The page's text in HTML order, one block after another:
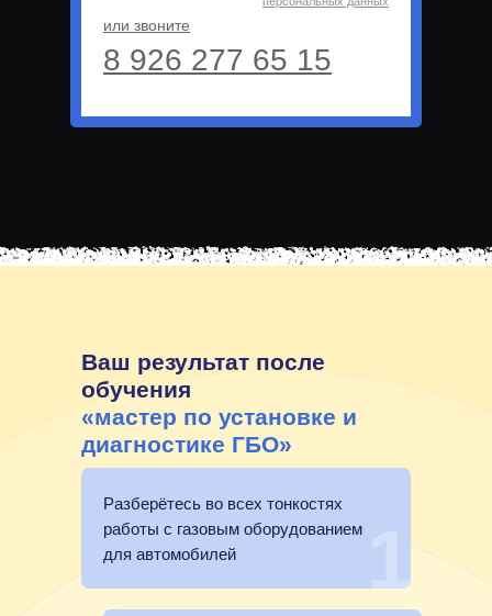
или звоните
8 926 277 65 15
Ваш результат после
обучения
«мастер по установке и
диагностике ГБО»
Разберётесь во всех тонкостях
работы с газовым оборудованием
для автомобилей
1